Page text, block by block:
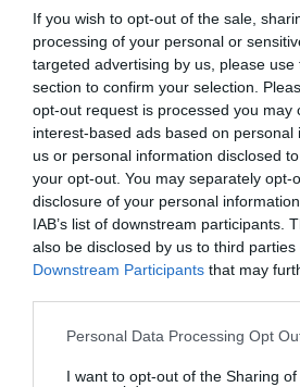
If you wish to opt-out of the sale,
processing of your personal or
targeted advertising by us, please
section to confirm your selection.
opt-out request is processed you may
interest-based ads based on personal
us or personal information disclosed
your opt-out. You may separately opt-
disclosure of your personal
IAB’s list of downstream participants.
also be disclosed by us to third parties
Downstream Participants that may
Please note that this website/app
not limited to your visit or usage
Personal Data Processing Opt
I want to opt-out of the Sharing of
Παρακαλώ Περιμένετε...
ΛΟΓΑΡΙΑΣΜΟΣ - ΛΙΟΛΙΟΥ